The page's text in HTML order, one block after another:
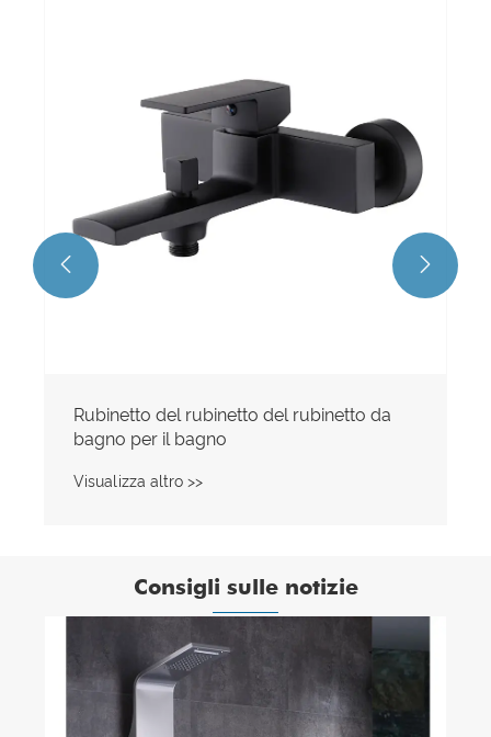
Rubinetto del rubinetto del rubinetto da
bagno per il bagno
Visualizza altro >>
 
Consigli sulle notizie